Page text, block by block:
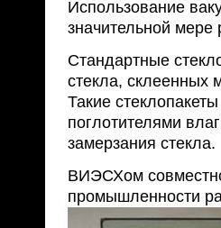
Использование
значительной
Стандартные
стекла, склеенных
Такие
поглотителями
замерзания стекла.
ВИЭСХом
промышленности